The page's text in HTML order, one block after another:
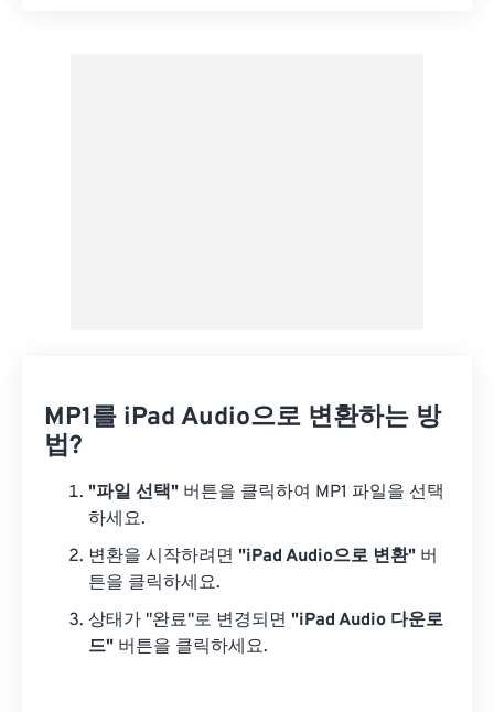
MP1를 iPad Audio으로 변환하는 방
법?
"파일 선택" 버튼을 클릭하여 MP1 파일을 선택
하세요.
변환을 시작하려면 "iPad Audio으로 변환" 버
튼을 클릭하세요.
상태가 "완료"로 변경되면 "iPad Audio 다운로
드" 버튼을 클릭하세요.